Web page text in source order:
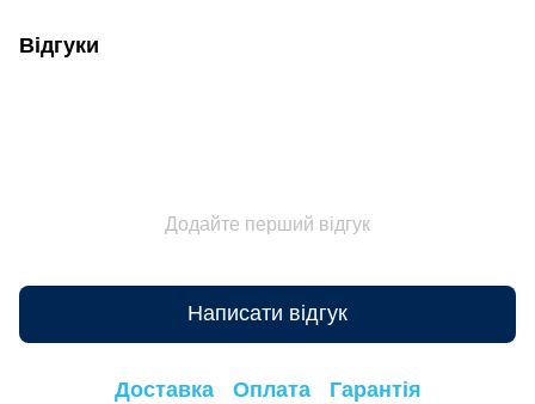
Відгуки
Додайте перший відгук
Написати відгук
Доставка Оплата Гарантія